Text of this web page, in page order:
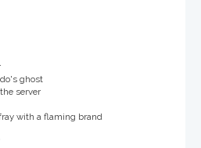
ghost
server
with a flaming brand